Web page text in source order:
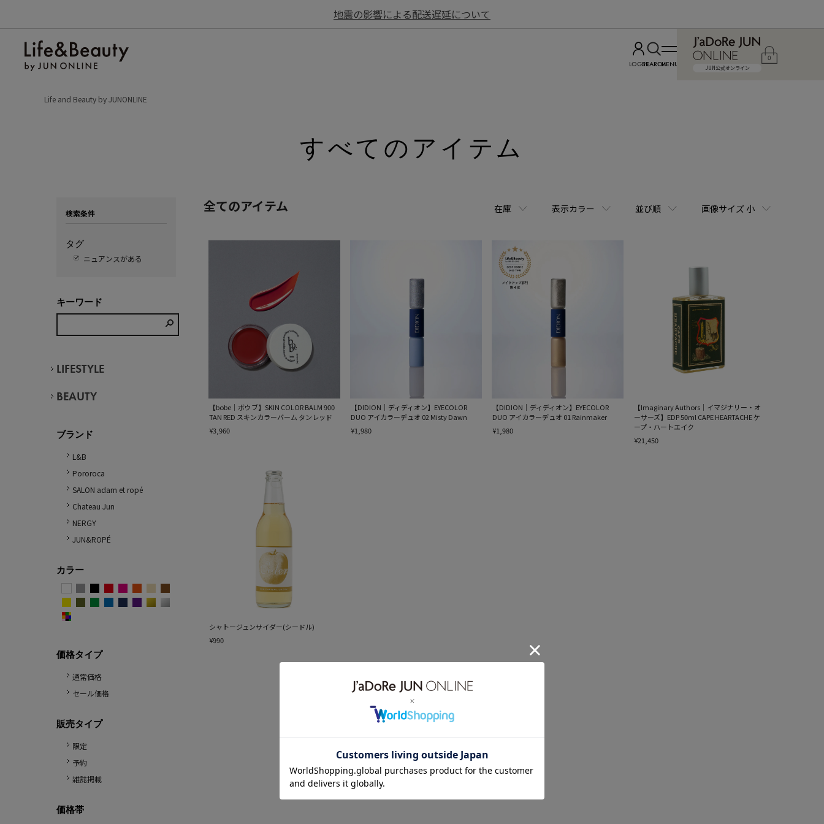
地震の影響による配送遅延について
LOGINSEARCHMENU JUN公式オンライン
0
Life and Beauty by JUNONLINE
すべてのアイテム
検索条件
タグ
ニュアンスがある
キーワード
LIFESTYLE
BEAUTY
ブランド
L&B
Pororoca
SALON adam et ropé
Chateau Jun
NERGY
JUN&ROPÉ
カラー
価格タイプ
通常価格
セール価格
販売タイプ
限定
予約
雑誌掲載
価格帯
全てのアイテム 在庫 表示カラー 並び順 画像サイズ 小
【bobe｜ボウブ】SKIN COLOR BALM 900
TAN RED スキンカラーバーム タンレッド
¥3,960
【DIDION｜ディディオン】EYECOLOR
DUO アイカラーデュオ 02 Misty Dawn
¥1,980
【DIDION｜ディディオン】EYECOLOR
DUO アイカラーデュオ 01 Rainmaker
¥1,980
【Imaginary Authors｜イマジナリー・オ
ーサーズ】EDP 50ml CAPE HEARTACHE ケ
ープ・ハートエイク
¥21,450
シャトージュンサイダー(シードル)
¥990